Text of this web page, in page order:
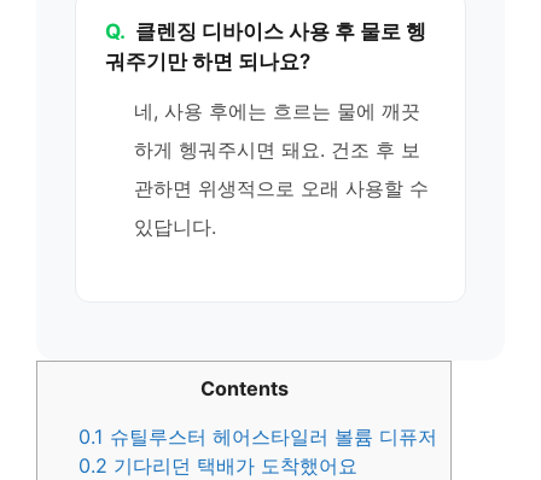
Q. 클렌징 디바이스 사용 후 물로 헹
궈주기만 하면 되나요?
네, 사용 후에는 흐르는 물에 깨끗
하게 헹궈주시면 돼요. 건조 후 보
관하면 위생적으로 오래 사용할 수
있답니다.
Contents
0.1 슈틸루스터 헤어스타일러 볼륨 디퓨저
0.2 기다리던 택배가 도착했어요